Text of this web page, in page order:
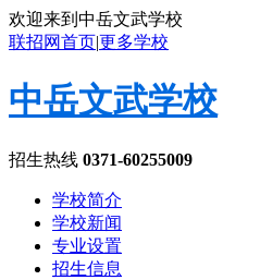
欢迎来到中岳文武学校
联招网首页|更多学校
中岳文武学校
招生热线 0371-60255009
学校简介
学校新闻
专业设置
招生信息